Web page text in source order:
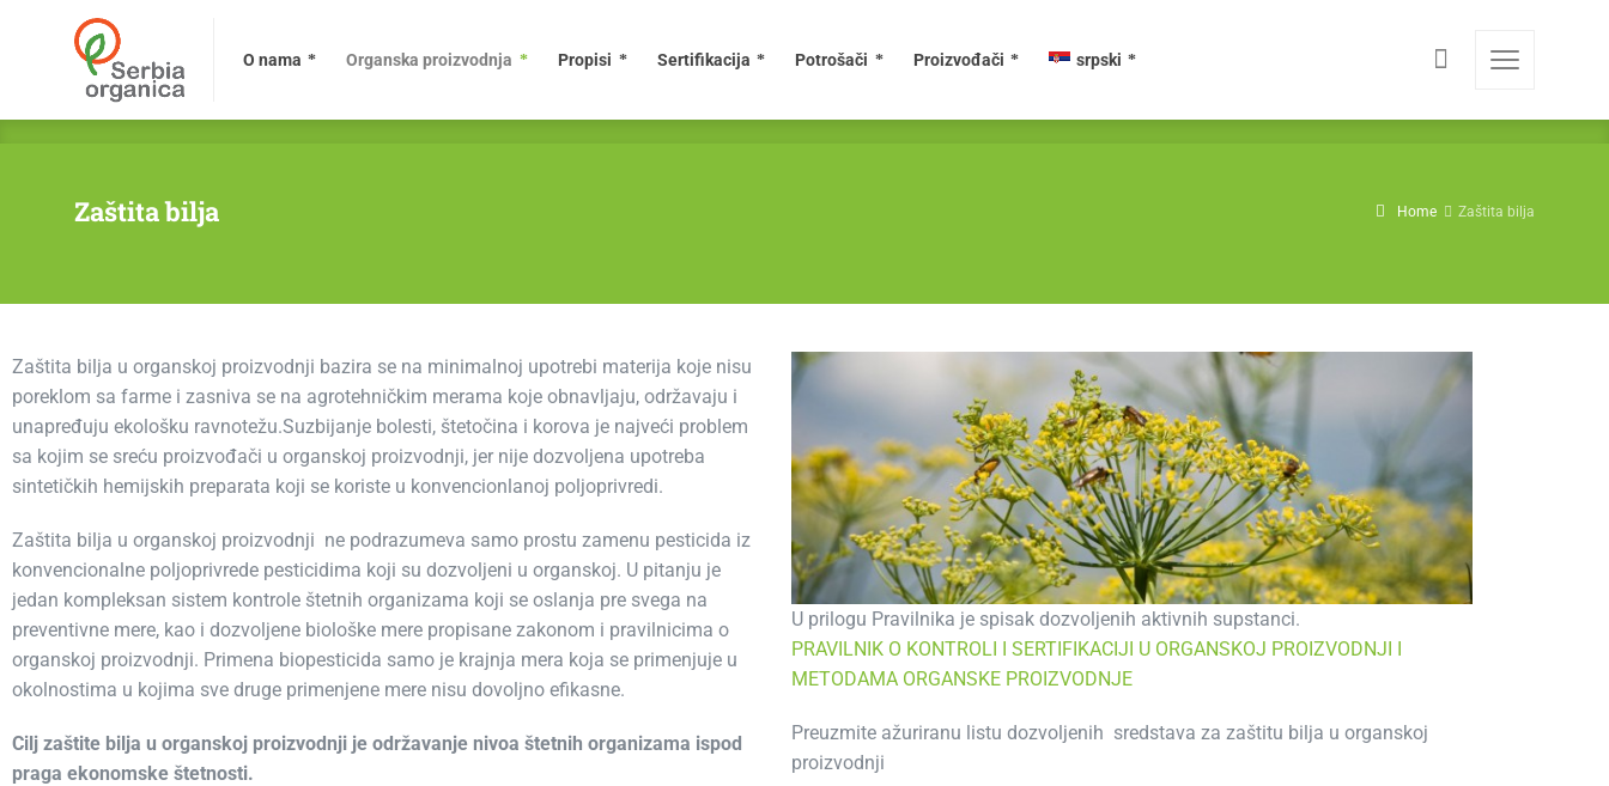
O nama Organska proizvodnja Propisi Sertifikacija Potrošači Proizvođači srpski
Zaštita bilja Home Zaštita bilja
Zaštita bilja u organskoj proizvodnji bazira se na minimalnoj upotrebi materija koje nisu
poreklom sa farme i zasniva se na agrotehničkim merama koje obnavljaju, održavaju i
unapređuju ekološku ravnotežu.Suzbijanje bolesti, štetočina i korova je najveći problem
sa kojim se sreću proizvođači u organskoj proizvodnji, jer nije dozvoljena upotreba
sintetičkih hemijskih preparata koji se koriste u konvencionlanoj poljoprivredi.
Zaštita bilja u organskoj proizvodnji ne podrazumeva samo prostu zamenu pesticida iz
konvencionalne poljoprivrede pesticidima koji su dozvoljeni u organskoj. U pitanju je
jedan kompleksan sistem kontrole štetnih organizama koji se oslanja pre svega na
preventivne mere, kao i dozvoljene biološke mere propisane zakonom i pravilnicima o
organskoj proizvodnji. Primena biopesticida samo je krajnja mera koja se primenjuje u
okolnostima u kojima sve druge primenjene mere nisu dovoljno efikasne.
Cilj zaštite bilja u organskoj proizvodnji je održavanje nivoa štetnih organizama ispod
praga ekonomske štetnosti.
U prilogu Pravilnika je spisak dozvoljenih aktivnih supstanci.
PRAVILNIK O KONTROLI I SERTIFIKACIJI U ORGANSKOJ PROIZVODNJI I
METODAMA ORGANSKE PROIZVODNJE
Preuzmite ažuriranu listu dozvoljenih sredstava za zaštitu bilja u organskoj
proizvodnji